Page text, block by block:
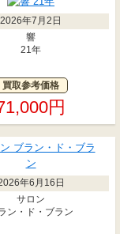
2026年7月2日
響
21年
買取参考価格
円
年6月16日
サロン
ン・ド・ブラン